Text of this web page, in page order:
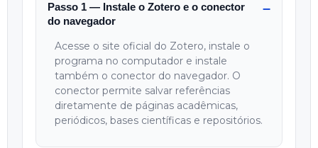
Passo 1 — Instale o Zotero e o conector
do navegador
Acesse o site oficial do Zotero, instale o
programa no computador e instale
também o conector do navegador. O
conector permite salvar referências
diretamente de páginas acadêmicas,
periódicos, bases científicas e repositórios.